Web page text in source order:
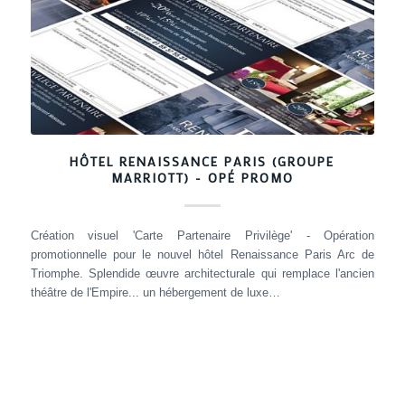
HÔTEL RENAISSANCE PARIS (GROUPE
MARRIOTT) - OPÉ PROMO
Création visuel 'Carte Partenaire Privilège' - Opération
promotionnelle pour le nouvel hôtel Renaissance Paris Arc de
Triomphe. Splendide œuvre architecturale qui remplace l'ancien
théâtre de l'Empire... un hébergement de luxe…